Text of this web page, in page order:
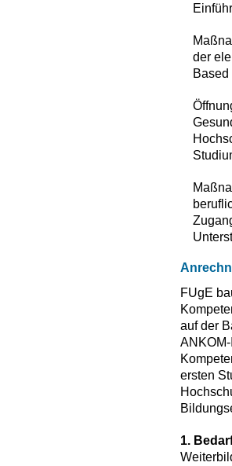
der
FUgE
auf der
ersten
1.